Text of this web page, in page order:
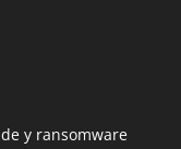
y ransomware